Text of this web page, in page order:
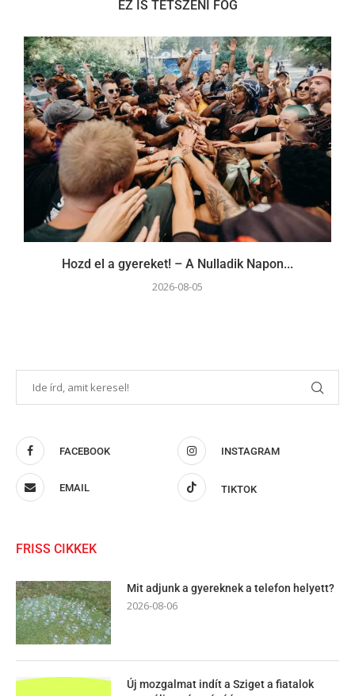
EZ IS TETSZENI FOG
Hozd el a gyereket! – A Nulladik Napon...
2026-08-05
FACEBOOK INSTAGRAM
EMAIL TIKTOK
FRISS CIKKEK
Mit adjunk a gyereknek a telefon helyett?
2026-08-06
Új mozgalmat indít a Sziget a fiatalok